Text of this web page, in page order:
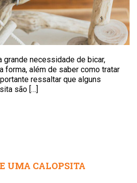
necessidade de bicar,
forma, além de saber como tratar
ressaltar que alguns
são […]
UMA CALOPSITA